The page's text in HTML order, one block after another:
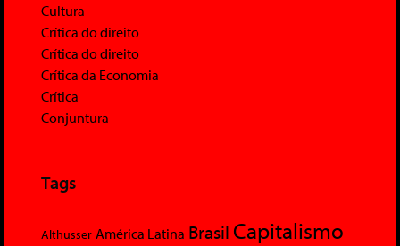
Cultura
Crítica do direito
Crítica do direito
Crítica da Economia
Crítica
Conjuntura
Tags
Althusser América Latina Brasil Capitalismo